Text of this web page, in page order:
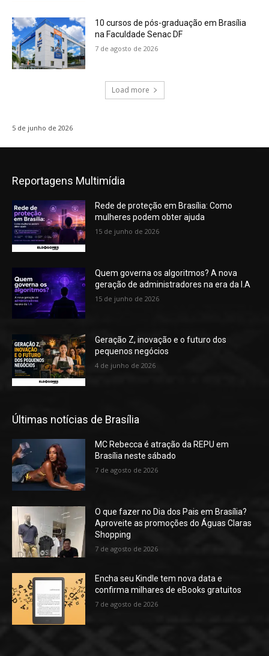
10 cursos de pós-graduação em Brasília
na Faculdade Senac DF
7 de agosto de 2026
Load more
5 de junho de 2026
Reportagens Multimídia
Rede de proteção em Brasília: Como
mulheres podem obter ajuda
15 de junho de 2026
Quem governa os algoritmos? A nova
geração de administradores na era da I.A
15 de junho de 2026
Geração Z, inovação e o futuro dos
pequenos negócios
4 de junho de 2026
Últimas notícias de Brasília
MC Rebecca é atração da REPU em
Brasília neste sábado
7 de agosto de 2026
O que fazer no Dia dos Pais em Brasília?
Aproveite as promoções do Águas Claras
Shopping
7 de agosto de 2026
Encha seu Kindle tem nova data e
confirma milhares de eBooks gratuitos
7 de agosto de 2026